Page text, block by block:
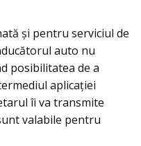
și pentru serviciul de
auto nu
posibilitatea de a
aplicației
îi va transmite
valabile pentru